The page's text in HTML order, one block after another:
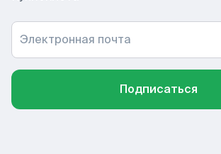
Электронная почта
Подписаться